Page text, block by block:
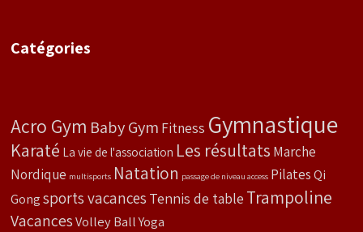
Catégories
Acro Gym Baby Gym Fitness Gymnastique
Karaté La vie de l'association Les résultats Marche
Nordique multisports Natation passage de niveau access Pilates Qi
Gong sports vacances Tennis de table Trampoline
Vacances Volley Ball Yoga